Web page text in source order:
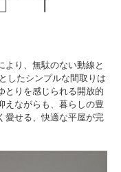
より、無駄のない動線と
したシンプルな間取りは
とりを感じられる開放的
えながらも、暮らしの豊
愛せる、快適な平屋が完